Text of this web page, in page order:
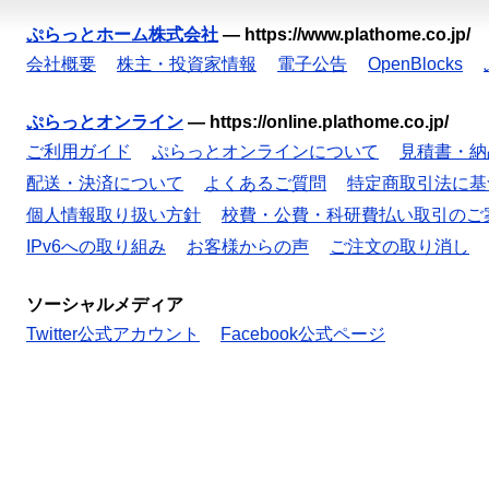
ぷらっとホーム株式会社 — https://www.plathome.co.jp/
会社概要
株主・投資家情報 電子公告 OpenBlocks
ぷらっとオンライン — https://online.plathome.co.jp/
ご利用ガイド
ぷらっとオンラインについて
見積書・
配送・決済について
よくあるご質問
特定商取引法に
個人情報取り扱い方針
校費・公費・科研費払い取引のご
IPv6への取り組み
お客様からの声 ご注文の取り消し
ソーシャルメディア
Twitter公式アカウント
Facebook公式ページ